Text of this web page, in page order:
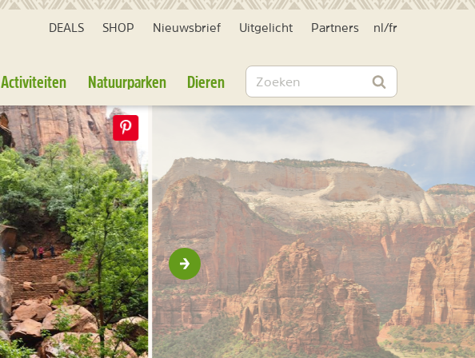
DEALS SHOP Nieuwsbrief Uitgelicht Partners nl /fr
Activiteiten Natuurparken Dieren Zoeken
Zoeken
Volgende